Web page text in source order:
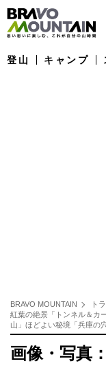
登山 キャンプ
BRAVO MOUNTAIN
ト
紅葉の絶景「トンネル＆カ
山」ほどよい秘境「兵庫の
画像・写真